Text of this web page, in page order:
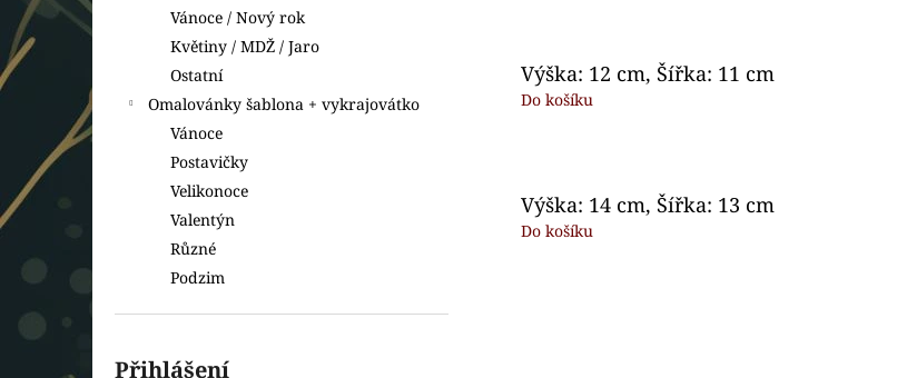
Vánoce / Nový rok
Květiny / MDŽ / Jaro
Ostatní
Omalovánky šablona + vykrajovátko
Vánoce
Postavičky
Velikonoce
Valentýn
Různé
Podzim
Přihlášení
Výška: 12 cm, Šířka: 11 cm
Do košíku
Výška: 14 cm, Šířka: 13 cm
Do košíku